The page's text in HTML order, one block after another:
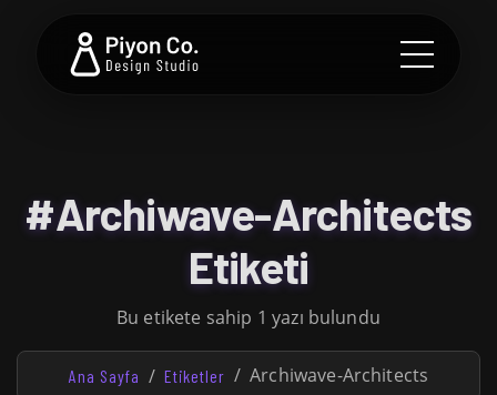
#Archiwave-Architects
Etiketi
Bu etikete sahip 1 yazı bulundu
Ana Sayfa Etiketler Archiwave-Architects